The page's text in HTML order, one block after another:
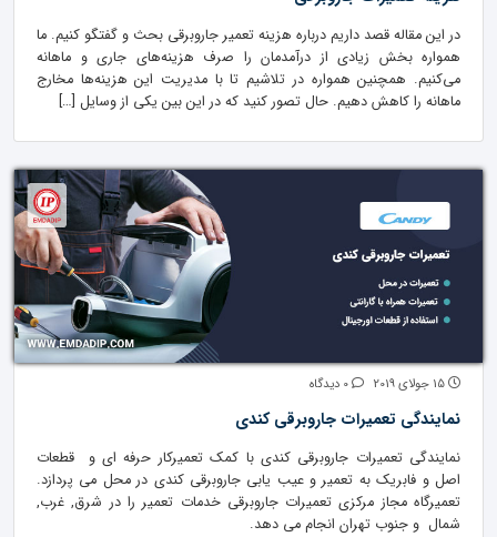
در این مقاله قصد داریم درباره هزینه تعمیر جاروبرقی بحث و گفتگو کنیم. ما
همواره بخش زیادی از درآمدمان را صرف هزینه‌های جاری و ماهانه
می‌کنیم. همچنین همواره در تلاشیم تا با مدیریت این هزینه‌ها مخارج
ماهانه را کاهش دهیم. حال تصور کنید که در این بین یکی از وسایل […]
نمایندگی تعمیرات جارو‌برقی کندی
نمایندگی تعمیرات جارو‌برقی کندی با کمک تعمیرکار حرفه ای و قطعات
اصل و فابریک به تعمیر و عیب یابی جاروبرقی کندی در محل می پردازد.
تعمیرگاه مجاز مرکزی تعمیرات جاروبرقی خدمات تعمیر را در شرق, غرب,
شمال و جنوب تهران انجام می دهد.